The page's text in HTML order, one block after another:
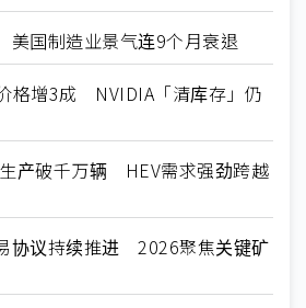
国制造业景气连9个月衰退
格增3成 NVIDIA「清库存」仍
产破千万辆 HEV需求强劲跨越
协议持续推进 2026聚焦关键矿